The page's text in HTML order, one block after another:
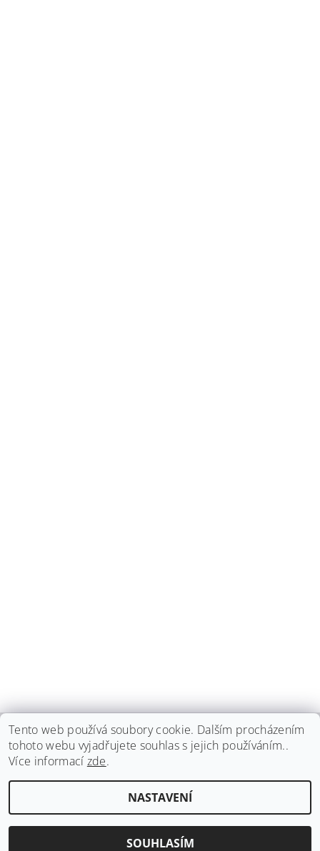
haspadent.cz
HASPA dent, spol. s r.o., všechna práva vyhrazena
cookies
Vytvořil Shoptet
Tento web používá soubory cookie. Dalším procházením
tohoto webu vyjadřujete souhlas s jejich používáním..
Více informací zde.
NASTAVENÍ
SOUHLASÍM